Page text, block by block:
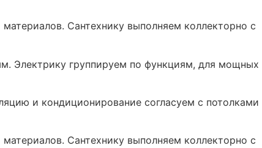
Сантехнику выполняем коллекторно с
Электрику группируем по функциям, для мощных
и кондиционирование согласуем с потолками
Сантехнику выполняем коллекторно с